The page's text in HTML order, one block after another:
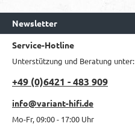
Newsletter
Service-Hotline
Unterstützung und Beratung unter:
+49 (0)6421 - 483 909
info@variant-hifi.de
Mo-Fr, 09:00 - 17:00 Uhr